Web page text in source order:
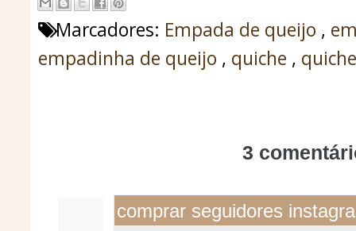
Marcadores: Empada de queijo ,
empadinha de queijo , quiche ,
3
comprar seguidores